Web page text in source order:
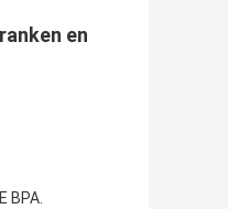
en
BPA.